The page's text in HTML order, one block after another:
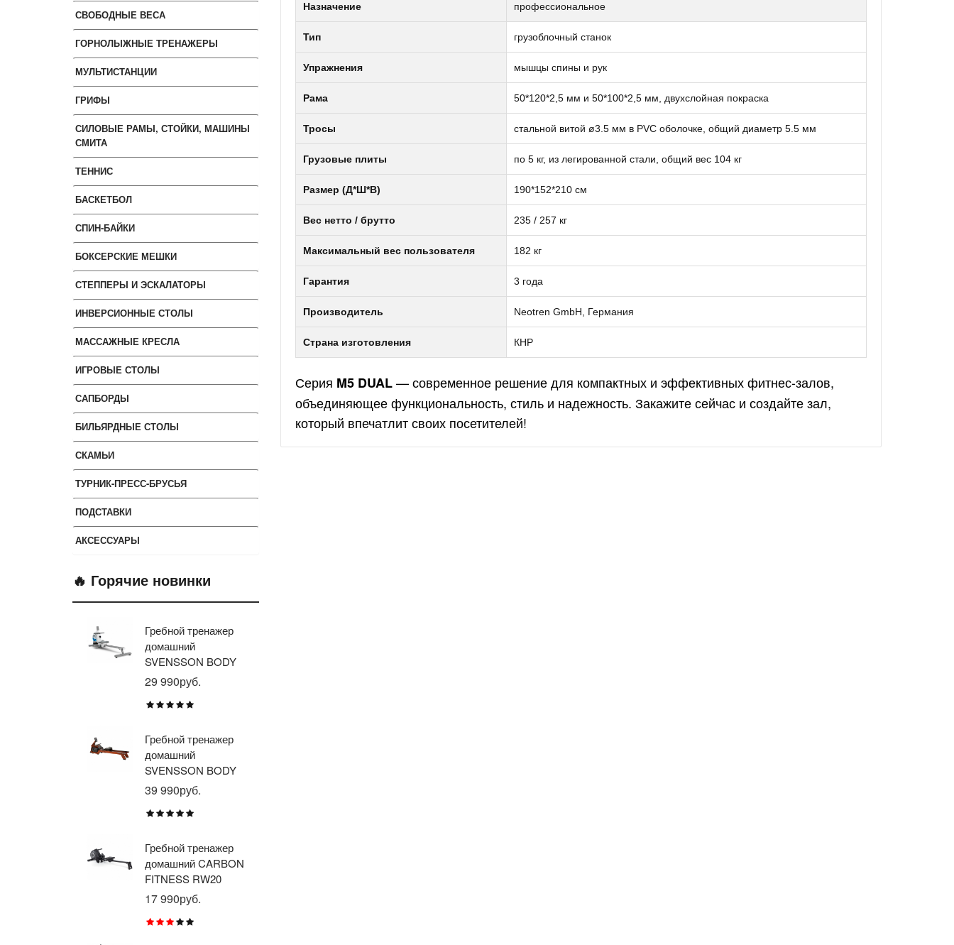
СВОБОДНЫЕ ВЕСА
ГОРНОЛЫЖНЫЕ ТРЕНАЖЕРЫ
МУЛЬТИСТАНЦИИ
ГРИФЫ
СИЛОВЫЕ РАМЫ, СТОЙКИ, МАШИНЫ
СМИТА
ТЕННИС
БАСКЕТБОЛ
СПИН-БАЙКИ
БОКСЕРСКИЕ МЕШКИ
СТЕППЕРЫ И ЭСКАЛАТОРЫ
ИНВЕРСИОННЫЕ СТОЛЫ
МАССАЖНЫЕ КРЕСЛА
ИГРОВЫЕ СТОЛЫ
САПБОРДЫ
БИЛЬЯРДНЫЕ СТОЛЫ
СКАМЬИ
ТУРНИК-ПРЕСС-БРУСЬЯ
ПОДСТАВКИ
АКСЕССУАРЫ
🔥 Горячие новинки
Гребной тренажер
домашний
SVENSSON BODY
LABS WHEELO
29 990руб.
Гребной тренажер
домашний
SVENSSON BODY
LABS WAVERUN
39 990руб.
Гребной тренажер
домашний CARBON
FITNESS RW20
17 990руб.
Назначение профессиональное
Тип грузоблочный станок
Упражнения мышцы спины и рук
Рама 50*120*2,5 мм и 50*100*2,5 мм, двухслойная покраска
Тросы стальной витой ø3.5 мм в PVC оболочке, общий диаметр 5.5 мм
Грузовые плиты по 5 кг, из легированной стали, общий вес 104 кг
Размер (Д*Ш*В) 190*152*210 см
Вес нетто / брутто 235 / 257 кг
Максимальный вес пользователя 182 кг
Гарантия 3 года
Производитель Neotren GmbH, Германия
Страна изготовления КНР
Серия M5 DUAL— современное решение для компактных и эффективных фитнес-залов,
объединяющее функциональность, стиль и надежность. Закажите сейчас и создайте зал,
который впечатлит своих посетителей!